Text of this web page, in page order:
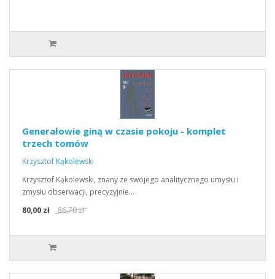
Generałowie giną w czasie pokoju - komplet
trzech tomów
Krzysztof Kąkolewski
Krzysztof Kąkolewski, znany ze swojego analitycznego umysłu i
zmysłu obserwacji, precyzyjnie…
80,00 zł
86,70 zł